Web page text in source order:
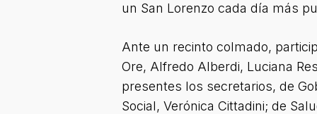
un San Lorenzo cada día más
Ante un recinto colmado,
Ore, Alfredo Alberdi, Luciana
presentes los secretarios, de
Social, Verónica Cittadini; de